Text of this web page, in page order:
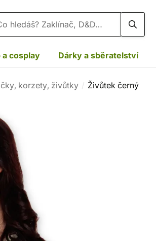
a cosplay Dárky a sběratelství
korzety, živůtky Živůtek černý